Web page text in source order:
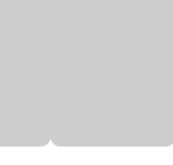
vísceras de aves, quirera de arroz, grãos de